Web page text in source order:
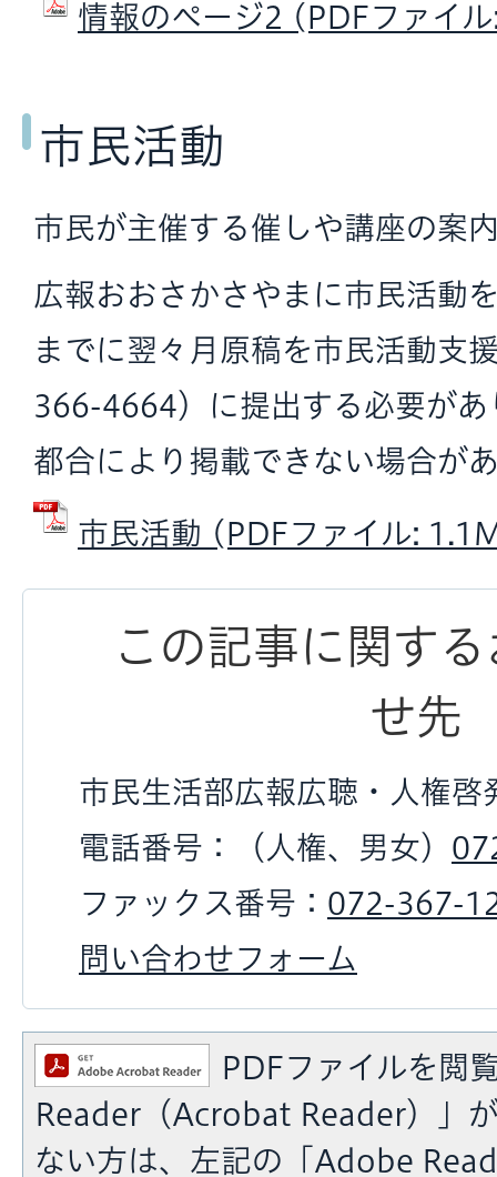
情報のページ2 (PDFファイ
市民活動
市民が主催する催しや講座の案
広報おおさかさやまに市民活動
までに翌々月原稿を市民活動支
366-4664）に提出する必要があ
都合により掲載できない場合が
市民活動 (PDFファイル:
この記事に関す
せ先
市民生活部広報広聴・人権啓
電話番号：（人権、男女）
ファックス番号： 072-367-
問い合わせフォーム
PDFファイルを閲
Reader（Acrobat Reader）」
ない方は、左記の「Adobe